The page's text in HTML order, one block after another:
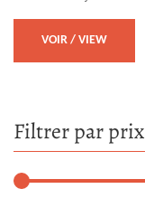
VOIR / VIEW
Filtrer par